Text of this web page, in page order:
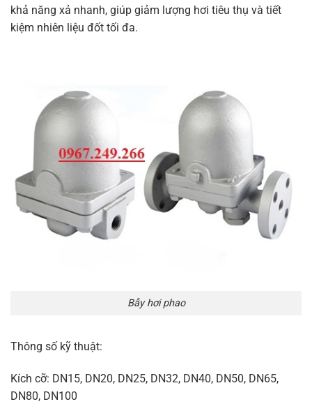
khả năng xả nhanh, giúp giảm lượng hơi tiêu thụ và tiết
kiệm nhiên liệu đốt tối đa.
Bẫy hơi phao
Thông số kỹ thuật:
Kích cỡ: DN15, DN20, DN25, DN32, DN40, DN50, DN65,
DN80, DN100